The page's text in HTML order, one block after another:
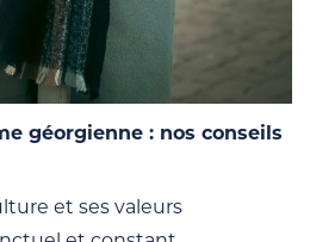
géorgienne : nos conseils
et ses valeurs